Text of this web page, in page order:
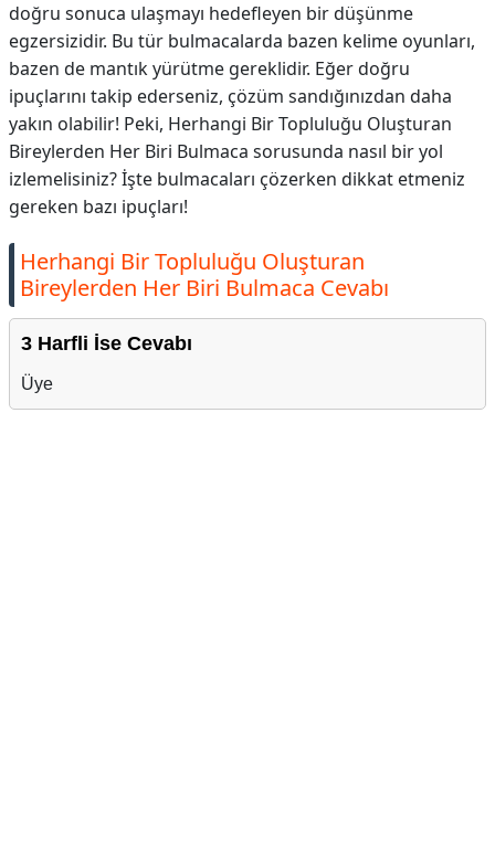
doğru sonuca ulaşmayı hedefleyen bir düşünme
egzersizidir. Bu tür bulmacalarda bazen kelime oyunları,
bazen de mantık yürütme gereklidir. Eğer doğru
ipuçlarını takip ederseniz, çözüm sandığınızdan daha
yakın olabilir! Peki, Herhangi Bir Topluluğu Oluşturan
Bireylerden Her Biri Bulmaca sorusunda nasıl bir yol
izlemelisiniz? İşte bulmacaları çözerken dikkat etmeniz
gereken bazı ipuçları!
Herhangi Bir Topluluğu Oluşturan
Bireylerden Her Biri Bulmaca Cevabı
3 Harfli İse Cevabı
Üye